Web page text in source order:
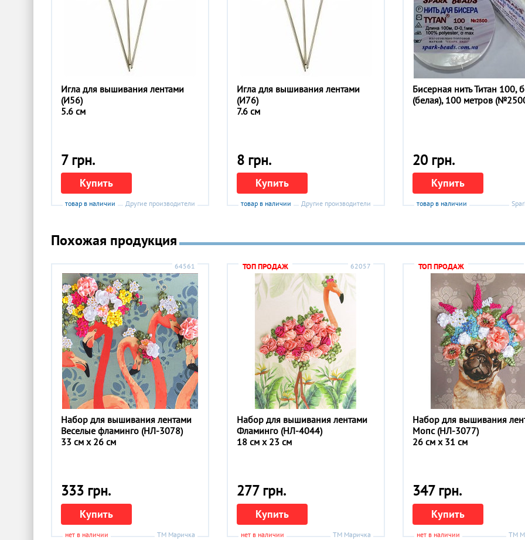
Игла для вышивания лентами
(И56)
5.6 см
7 грн.
Купить
товар в наличии Другие производители
Игла для вышивания лентами
(И76)
7.6 см
8 грн.
Купить
товар в наличии Другие производители
Бисерная нить Титан 100,
(белая), 100 метров
20 грн.
Купить
товар в наличии
Похожая продукция
64561
Набор для вышивания лентами
Веселые фламинго (НЛ-3078)
33 см x 26 см
333 грн.
Купить
нет в наличии ТМ Маричка
ТОП ПРОДАЖ 62057
Набор для вышивания лентами
Фламинго (НЛ-4044)
18 см x 23 см
277 грн.
Купить
нет в наличии ТМ Маричка
ТОП ПРОДАЖ
Набор для вышивания
Мопс (НЛ-3077)
26 см x 31 см
347 грн.
Купить
нет в наличии ТМ